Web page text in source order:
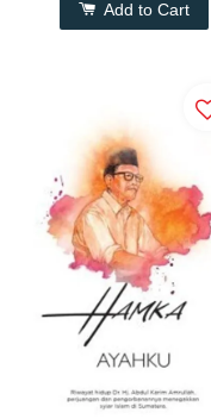
Add to Cart